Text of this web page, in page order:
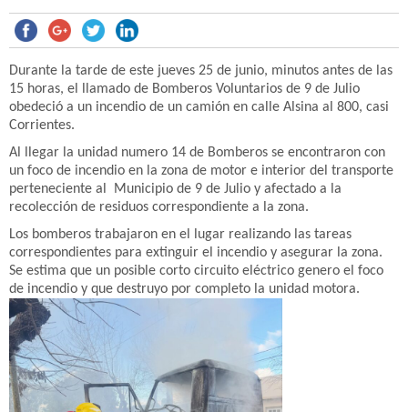
Durante la tarde de este jueves 25 de junio, minutos antes de las
15 horas, el llamado de Bomberos Voluntarios de 9 de Julio
obedeció a un incendio de un camión en calle Alsina al 800, casi
Corrientes.
Al llegar la unidad numero 14 de Bomberos se encontraron con
un foco de incendio en la zona de motor e interior del transporte
perteneciente al Municipio de 9 de Julio y afectado a la
recolección de residuos correspondiente a la zona.
Los bomberos trabajaron en el lugar realizando las tareas
correspondientes para extinguir el incendio y asegurar la zona.
Se estima que un posible corto circuito eléctrico genero el foco
de incendio y que destruyo por completo la unidad motora.